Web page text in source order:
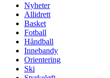
Nyheter
Allidrett
Basket
Fotball
Håndball
Innebandy
Orientering
Ski